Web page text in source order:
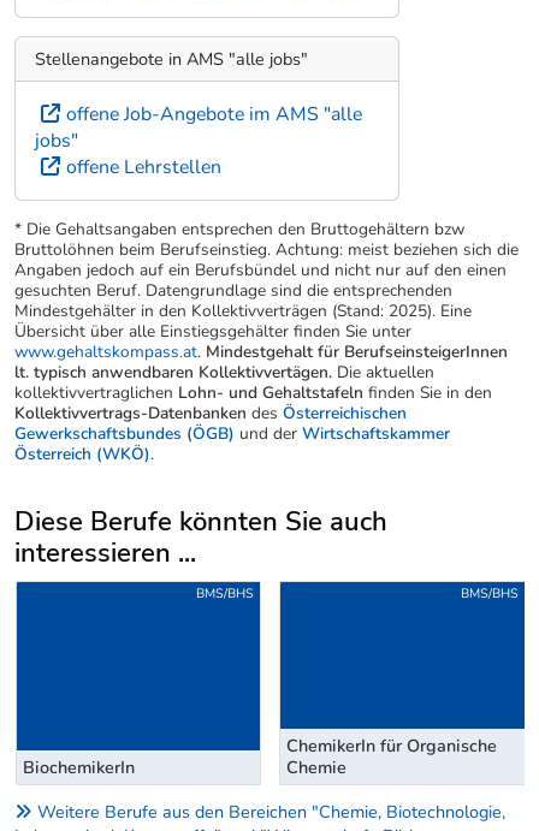
Stellenangebote in AMS "alle jobs"
offene Job-Angebote im AMS "alle
jobs"
offene Lehrstellen
* Die Gehaltsangaben entsprechen den Bruttogehältern bzw
Bruttolöhnen beim Berufseinstieg. Achtung: meist beziehen sich die
Angaben jedoch auf ein Berufsbündel und nicht nur auf den einen
gesuchten Beruf. Datengrundlage sind die entsprechenden
Mindestgehälter in den Kollektivverträgen (Stand: 2025). Eine
Übersicht über alle Einstiegsgehälter finden Sie unter
www.gehaltskompass.at. Mindestgehalt für BerufseinsteigerInnen
lt. typisch anwendbaren Kollektivvertägen. Die aktuellen
kollektivvertraglichen Lohn- und Gehaltstafeln finden Sie in den
Kollektivvertrags-Datenbanken des Österreichischen
Gewerkschaftsbundes (ÖGB) und der Wirtschaftskammer
Österreich (WKÖ).
Diese Berufe könnten Sie auch
interessieren ...
Uber weitere Berufsvorschläge
BiochemikerIn
BMS/BHS
ChemikerIn für Organische
Chemie
BMS/BHS
Weitere Berufe aus den Bereichen "Chemie, Biotechnologie,